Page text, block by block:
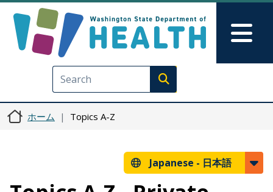
Execute search
ホーム Topics A-Z
Japanese - 日本語